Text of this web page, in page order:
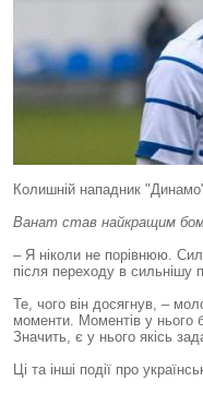
Колишній нападник
Ванат став найкращим
– Я ніколи не порівнюю.
після переходу в сильнішу
Те, чого він досягнув, –
моменти. Моментів у
Значить, є у нього якісь
Ці та інші події про